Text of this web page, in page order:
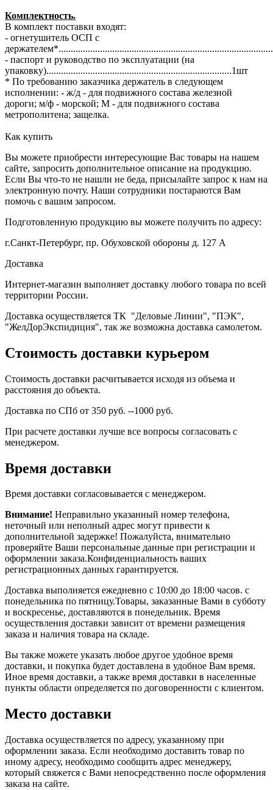
Комплектность.
В комплект поставки входят:
- огнетушитель ОСП с
- паспорт и руководство по эксплуатации (на
упаковку)............................................................................1шт
* По требованию заказчика держатель в следующем
исполнении: - ж/д - для подвижного состава железной
дороги; м/ф - морской; М - для подвижного состава
метрополитена; защелка.
Как купить
Вы можете приобрести интересующие Вас товары на нашем
сайте, запросить дополнительное описание на продукцию.
Если Вы что-то не нашли не беда, присылайте запрос к нам на
электронную почту. Наши сотрудники постараются Вам
помочь с вашим запросом.
Подготовленную продукцию вы можете получить по адресу:
г.Санкт-Петербург, пр. Обуховской обороны д. 127 А
Доставка
Интернет-магазин выполняет доставку любого товара по всей
территории России.
Доставка осуществляется ТК "Деловые Линии", "ПЭК",
"ЖелДорЭкспидиция", так же возможна доставка самолетом.
Стоимость доставки курьером
Стоимость доставки расчитывается исходя из объема и
расстояния до объекта.
Доставка по СПб от 350 руб. --1000 руб.
При расчете доставки лучше все вопросы согласовать с
менеджером.
Время доставки
Время доставки согласовывается с менеджером.
Внимание! Неправильно указанный номер телефона,
неточный или неполный адрес могут привести к
дополнительной задержке! Пожалуйста, внимательно
проверяйте Ваши персональные данные при регистрации и
оформлении заказа.Конфиденциальность ваших
регистрационных данных гарантируется.
Доставка выполняется ежедневно с 10:00 до 18:00 часов. с
понедельника по пятницу.Товары, заказанные Вами в субботу
и воскресенье, доставляются в понедельник. Время
осуществления доставки зависит от времени размещения
заказа и наличия товара на складе.
Вы также можете указать любое другое удобное время
доставки, и покупка будет доставлена в удобное Вам время.
Иное время доставки, а также время доставки в населенные
пункты области определяется по договоренности с клиентом.
Место доставки
Доставка осуществляется по адресу, указанному при
оформлении заказа. Если необходимо доставить товар по
иному адресу, необходимо сообщить адрес менеджеру,
который свяжется с Вами непосредственно после оформления
заказа на сайте.